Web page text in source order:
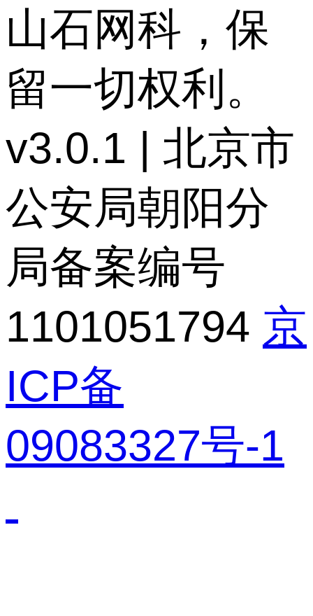
山石网科，保
留一切权利。
v3.0.1 | 北京市
公安局朝阳分
局备案编号
1101051794 京
ICP备
09083327号-1